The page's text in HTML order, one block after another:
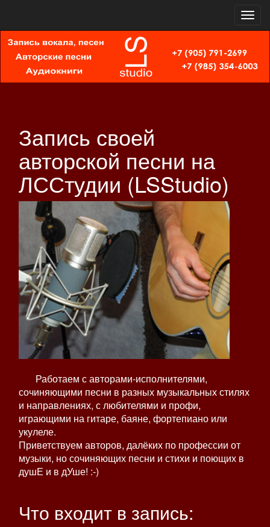
Запись своей
авторской песни на
ЛССтудии (LSStudio)
Работаем с авторами-исполнителями,
сочиняющими песни в разных музыкальных стилях
и направлениях, с любителями и профи,
играющими на гитаре, баяне, фортепиано или
укулеле.
Приветствуем авторов, далёких по профессии от
музыки, но сочиняющих песни и стихи и поющих в
душЕ и в дУше! :-)
Что входит в запись: